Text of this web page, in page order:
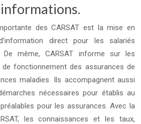
informations.
des CARSAT est la mise en
direct pour les salariés
même, CARSAT informe sur les
fonctionnement des assurances de
maladies. Ils accompagnent aussi
nécessaires pour établis au
pour les assurances. Avec la
les connaissances et les taux,